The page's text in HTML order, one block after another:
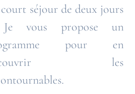
séjour de deux jours
vous propose un
pour en
les